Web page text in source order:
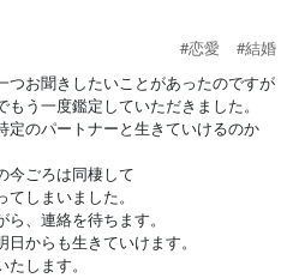
#恋愛
#結婚
お聞きしたいことがあったのですが
う一度鑑定していただきました。
定のパートナーと生きていけるのか
今ごろは同棲して
しまいました。
、連絡を待ちます。
からも生きていけます。
します。